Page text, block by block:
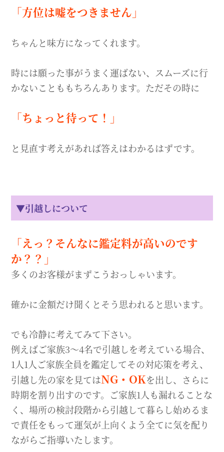
「方位は嘘をつきません」
ちゃんと味方になってくれます。
時には願った事がうまく運ばない、スムーズに行
かないことももちろんあります。ただその時に
「ちょっと待って！」
と見直す考えがあれば答えはわかるはずです。
▼引越しについて
「えっ？そんなに鑑定料が高いのです
か？？」
多くのお客様がまずこうおっしゃいます。
確かに金額だけ聞くとそう思われると思います。
でも冷静に考えてみて下さい。
例えばご家族3〜4名で引越しを考えている場合、
1人1人ご家族全員を鑑定してその対応策を考え、
引越し先の家を見てはNG・OKを出し、さらに
時期を割り出すのです。ご家族1人も漏れることな
く、場所の検討段階から引越して暮らし始めるま
で責任をもって運気が上向くよう全てに気を配り
ながらご指導いたします。